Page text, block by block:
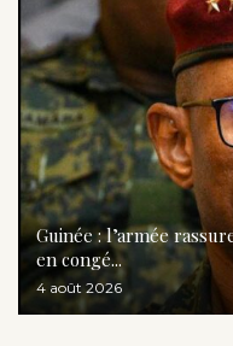
Guinée : l’armée
en congé...
4 août 2026